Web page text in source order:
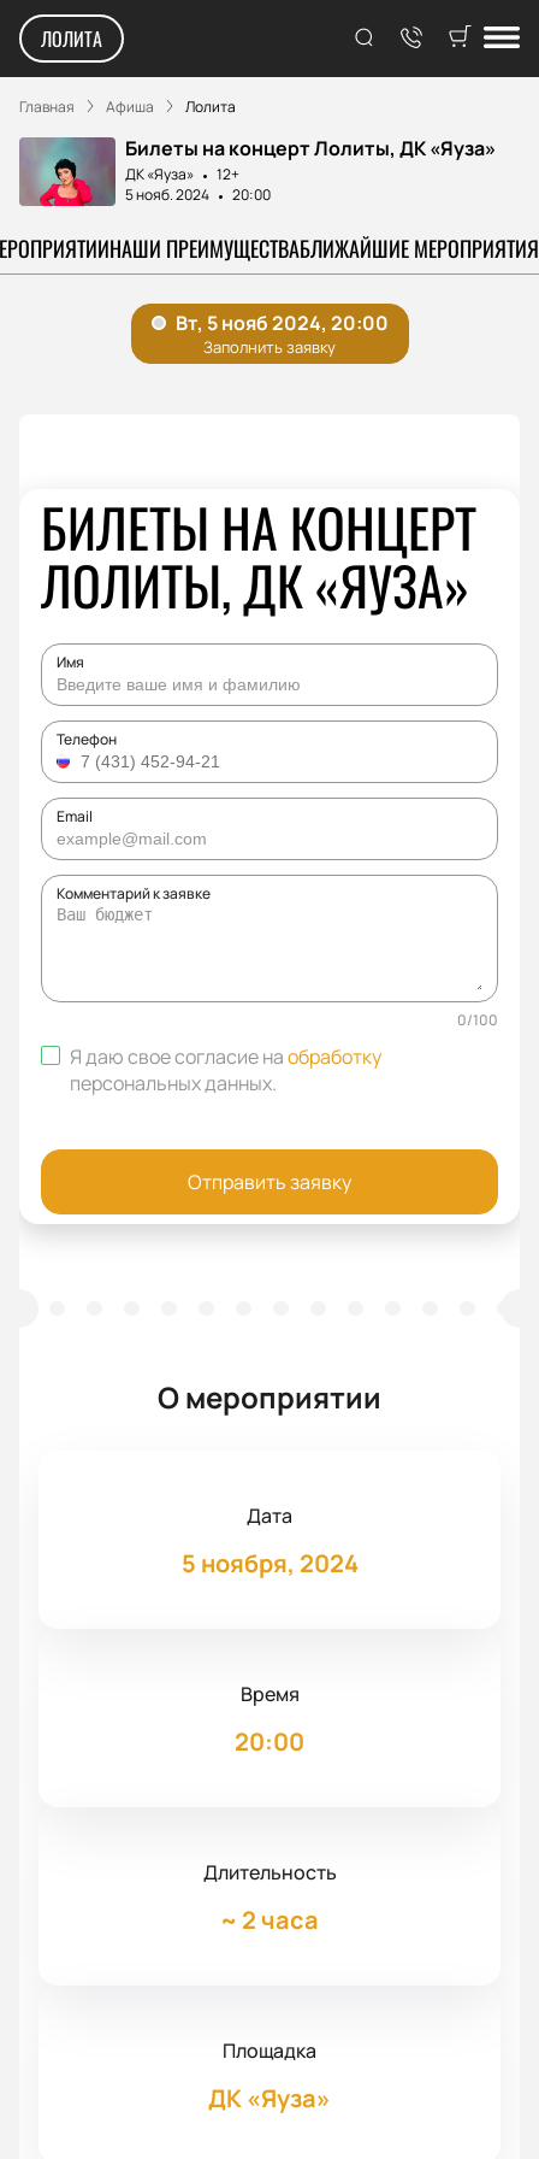
ЛОЛИТА
Главная Афиша Лолита
Билеты на концерт Лолиты, ДК «Яуза»
ДК «Яуза»
12+
5 нояб. 2024
20:00
НАШИ ПРЕИМУЩЕСТВАБЛИЖАЙШИЕ МЕРОПРИЯТИЯ
БИЛЕТЫ НА КОНЦЕРТ
ЛОЛИТЫ, ДК «ЯУЗА»
Имя
Телефон
Email
Комментарий к заявке
0/100
Я даю свое согласие наобработку
персональных данных.
Отправить заявку
О мероприятии
Дата
5 ноября, 2024
Время
20:00
Длительность
~ 2 часа
Площадка
ДК «Яуза»